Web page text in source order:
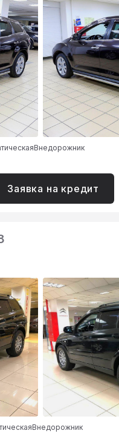
Внедорожник
Заявка на кредит
Внедорожник